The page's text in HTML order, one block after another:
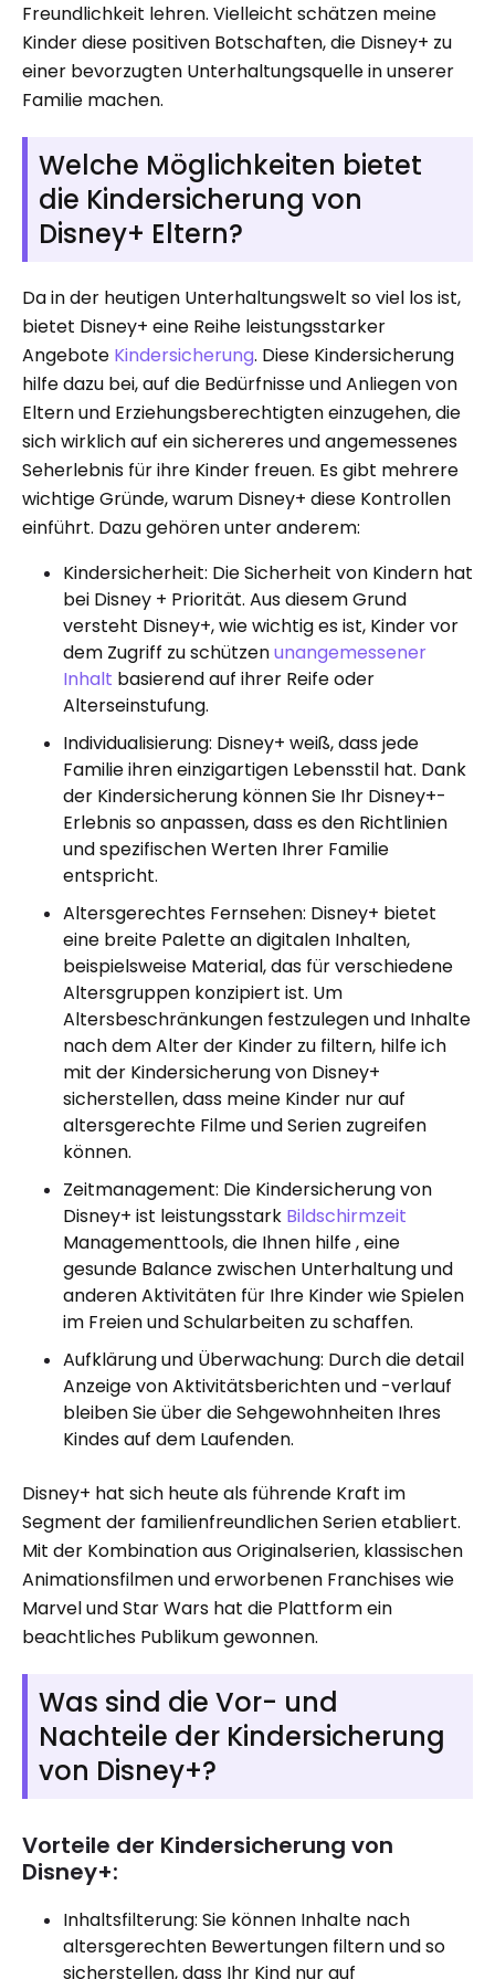
Freundlichkeit lehren. Vielleicht schätzen meine
Kinder diese positiven Botschaften, die Disney+ zu
einer bevorzugten Unterhaltungsquelle in unserer
Familie machen.
Welche Möglichkeiten bietet
die Kindersicherung von
Disney+ Eltern?
Da in der heutigen Unterhaltungswelt so viel los ist,
bietet Disney+ eine Reihe leistungsstarker
Angebote Kindersicherung. Diese Kindersicherung
hilfe dazu bei, auf die Bedürfnisse und Anliegen von
Eltern und Erziehungsberechtigten einzugehen, die
sich wirklich auf ein sichereres und angemessenes
Seherlebnis für ihre Kinder freuen. Es gibt mehrere
wichtige Gründe, warum Disney+ diese Kontrollen
einführt. Dazu gehören unter anderem:
Kindersicherheit: Die Sicherheit von Kindern hat
bei Disney + Priorität. Aus diesem Grund
versteht Disney+, wie wichtig es ist, Kinder vor
dem Zugriff zu schützenunangemessener
Inhalt basierend auf ihrer Reife oder
Alterseinstufung.
Individualisierung: Disney+ weiß, dass jede
Familie ihren einzigartigen Lebensstil hat. Dank
der Kindersicherung können Sie Ihr Disney+-
Erlebnis so anpassen, dass es den Richtlinien
und spezifischen Werten Ihrer Familie
entspricht.
Altersgerechtes Fernsehen: Disney+ bietet
eine breite Palette an digitalen Inhalten,
beispielsweise Material, das für verschiedene
Altersgruppen konzipiert ist. Um
Altersbeschränkungen festzulegen und Inhalte
nach dem Alter der Kinder zu filtern, hilfe ich
mit der Kindersicherung von Disney+
sicherstellen, dass meine Kinder nur auf
altersgerechte Filme und Serien zugreifen
können.
Zeitmanagement: Die Kindersicherung von
Disney+ ist leistungsstark Bildschirmzeit
Managementtools, die Ihnen hilfe , eine
gesunde Balance zwischen Unterhaltung und
anderen Aktivitäten für Ihre Kinder wie Spielen
im Freien und Schularbeiten zu schaffen.
Aufklärung und Überwachung: Durch die detail
Anzeige von Aktivitätsberichten und -verlauf
bleiben Sie über die Sehgewohnheiten Ihres
Kindes auf dem Laufenden.
Disney+ hat sich heute als führende Kraft im
Segment der familienfreundlichen Serien etabliert.
Mit der Kombination aus Originalserien, klassischen
Animationsfilmen und erworbenen Franchises wie
Marvel und Star Wars hat die Plattform ein
beachtliches Publikum gewonnen.
Was sind die Vor- und
Nachteile der Kindersicherung
von Disney+?
Vorteile der Kindersicherung von
Disney+:
Inhaltsfilterung: Sie können Inhalte nach
altersgerechten Bewertungen filtern und so
sicherstellen, dass Ihr Kind nur auf